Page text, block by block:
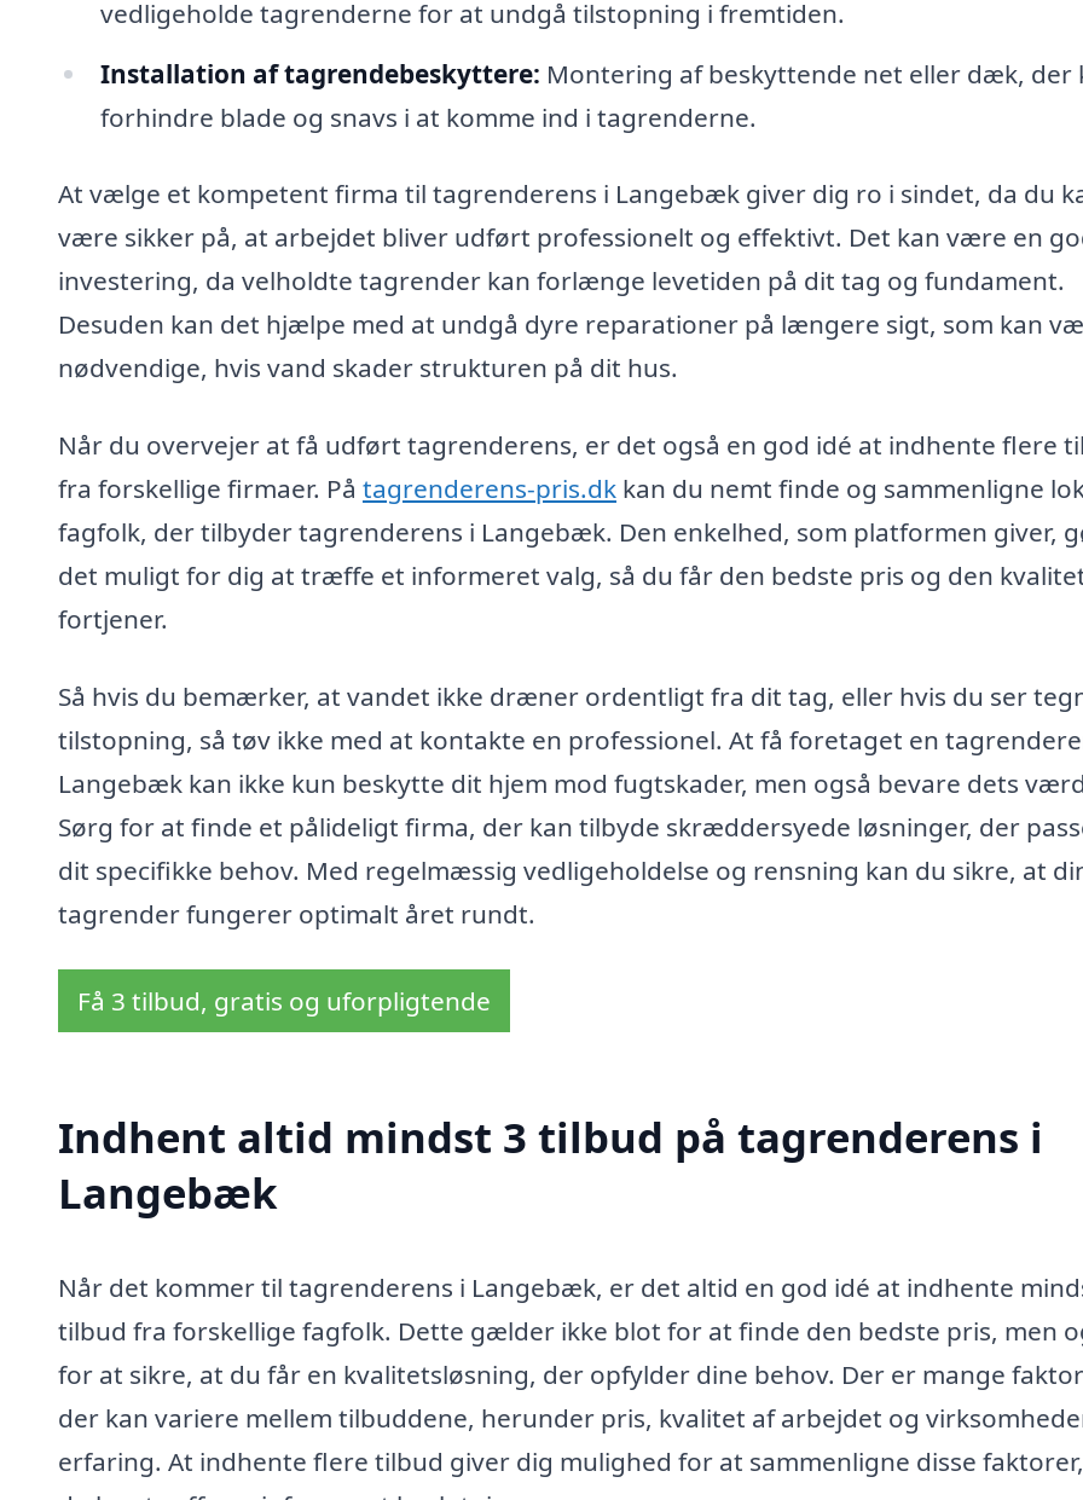
vedligeholde tagrenderne for at undgå tilstopning i fremtiden.
Installation af tagrendebeskyttere: Montering af beskyttende net eller dæk, der
forhindre blade og snavs i at komme ind i tagrenderne.
At vælge et kompetent firma til tagrenderens i Langebæk giver dig ro i sindet, da du
være sikker på, at arbejdet bliver udført professionelt og effektivt. Det kan være en
investering, da velholdte tagrender kan forlænge levetiden på dit tag og fundament.
Desuden kan det hjælpe med at undgå dyre reparationer på længere sigt, som kan
nødvendige, hvis vand skader strukturen på dit hus.
Når du overvejer at få udført tagrenderens, er det også en god idé at indhente flere
fra forskellige firmaer. På tagrenderens-pris.dk kan du nemt finde og sammenligne
fagfolk, der tilbyder tagrenderens i Langebæk. Den enkelhed, som platformen giver,
det muligt for dig at træffe et informeret valg, så du får den bedste pris og den
fortjener.
Så hvis du bemærker, at vandet ikke dræner ordentligt fra dit tag, eller hvis du ser
tilstopning, så tøv ikke med at kontakte en professionel. At få foretaget en
Langebæk kan ikke kun beskytte dit hjem mod fugtskader, men også bevare dets
Sørg for at finde et pålideligt firma, der kan tilbyde skræddersyede løsninger, der
dit specifikke behov. Med regelmæssig vedligeholdelse og rensning kan du sikre, at
tagrender fungerer optimalt året rundt.
Få 3 tilbud, gratis og uforpligtende
Indhent altid mindst 3 tilbud på tagrenderens i
Langebæk
Når det kommer til tagrenderens i Langebæk, er det altid en god idé at indhente
tilbud fra forskellige fagfolk. Dette gælder ikke blot for at finde den bedste pris, men
for at sikre, at du får en kvalitetsløsning, der opfylder dine behov. Der er mange
der kan variere mellem tilbuddene, herunder pris, kvalitet af arbejdet og
erfaring. At indhente flere tilbud giver dig mulighed for at sammenligne disse